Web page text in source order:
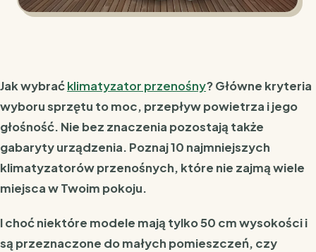
Jak wybraćklimatyzator przenośny? Główne kryteria
wyboru sprzętu to moc, przepływ powietrza i jego
głośność. Nie bez znaczenia pozostają także
gabaryty urządzenia. Poznaj 10 najmniejszych
klimatyzatorów przenośnych, które nie zajmą wiele
miejsca w Twoim pokoju.
I choć niektóre modele mają tylko 50 cm wysokości i
są przeznaczone do małych pomieszczeń, czy